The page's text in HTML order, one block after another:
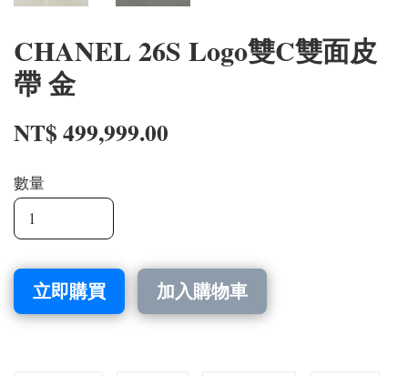
CHANEL 26S Logo雙C雙面皮
帶 金
NT$ 499,999.00
數量
立即購買 加入購物車